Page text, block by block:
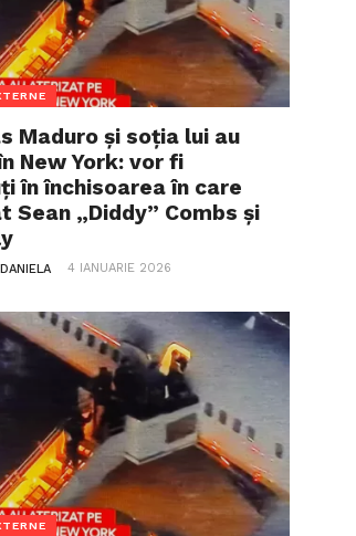
Maduro și soția lui au
New York: vor fi
în închisoarea în care
Sean „Diddy” Combs și
4 IANUARIE 2026